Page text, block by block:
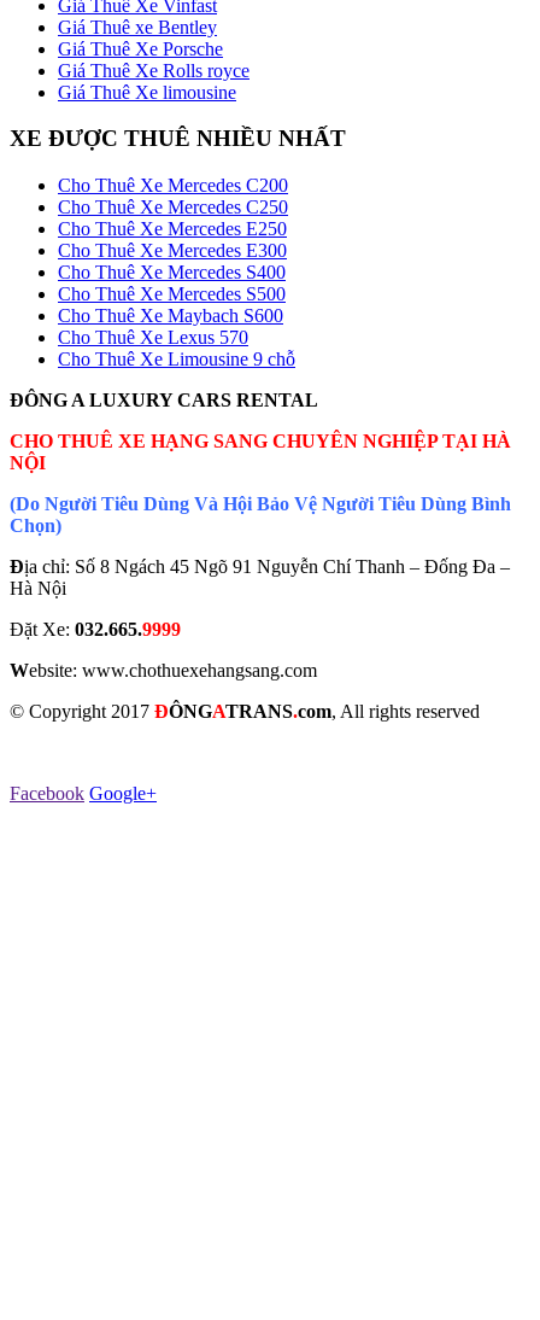
Giá Thuê Xe Vinfast
Giá Thuê xe Bentley
Giá Thuê Xe Porsche
Giá Thuê Xe Rolls royce
Giá Thuê Xe limousine
XE ĐƯỢC THUÊ NHIỀU NHẤT
Cho Thuê Xe Mercedes C200
Cho Thuê Xe Mercedes C250
Cho Thuê Xe Mercedes E250
Cho Thuê Xe Mercedes E300
Cho Thuê Xe Mercedes S400
Cho Thuê Xe Mercedes S500
Cho Thuê Xe Maybach S600
Cho Thuê Xe Lexus 570
Cho Thuê Xe Limousine 9 chỗ
ĐÔNG A LUXURY CARS RENTAL
CHO THUÊ XE HẠNG SANG CHUYÊN NGHIỆP TẠI HÀ
NỘI
(Do Người Tiêu Dùng Và Hội Bảo Vệ Người Tiêu Dùng Bình
Chọn)
Địa chỉ: Số 8 Ngách 45 Ngõ 91 Nguyễn Chí Thanh – Đống Đa –
Hà Nội
Đặt Xe: 032.665.9999
Website: www.chothuexehangsang.com
© Copyright 2017 ĐÔNGATRANS.com, All rights reserved
Facebook Google+